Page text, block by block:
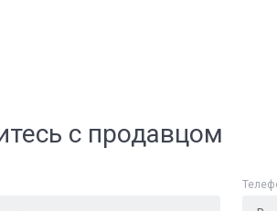
с продавцом